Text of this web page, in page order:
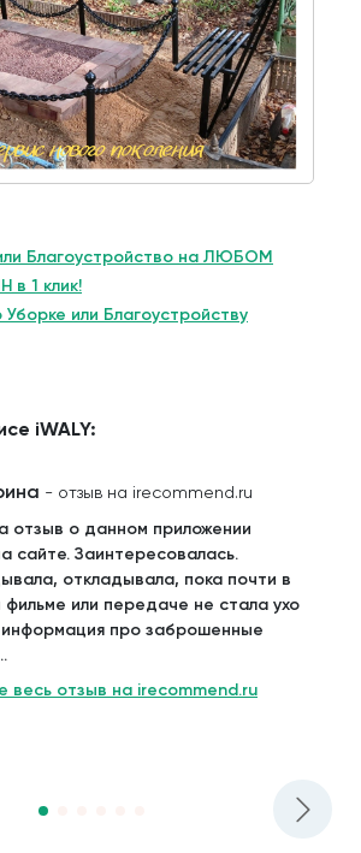
Благоустройство на ЛЮБОМ
в 1 клик!
или Благоустройству
iWALY:
- отзыв на irecommend.ru
отзыв о данном приложении
сайте. Заинтересовалась.
откладывала, пока почти в
или передаче не стала ухо
информация про заброшенные
весь отзыв на irecommend.ru